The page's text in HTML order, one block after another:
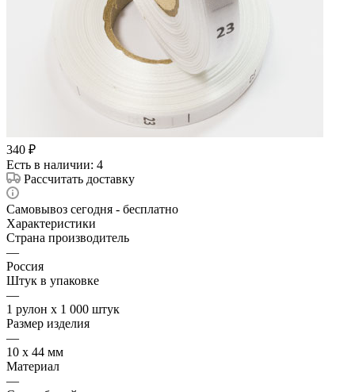
340 ₽
Есть в наличии: 4
Рассчитать доставку
Самовывоз сегодня - бесплатно
Характеристики
Страна производитель
—
Россия
Штук в упаковке
—
1 рулон х 1 000 штук
Размер изделия
—
10 х 44 мм
Материал
—